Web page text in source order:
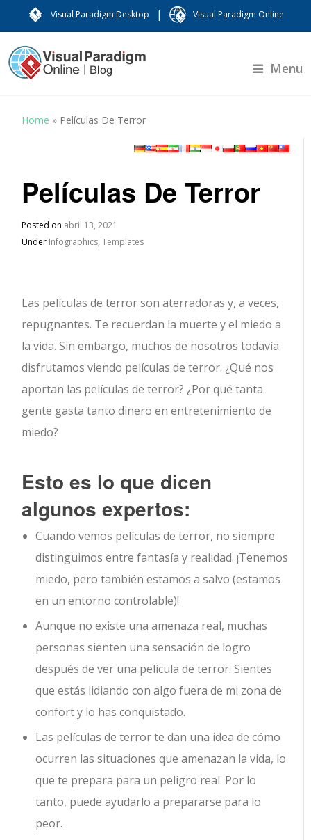
Visual Paradigm Desktop | Visual Paradigm Online
Menu
Home » Películas De Terror
Películas De Terror
Posted on abril 13, 2021
Under Infographics,Templates
Las películas de terror son aterradoras y, a veces,
repugnantes. Te recuerdan la muerte y el miedo a
la vida. Sin embargo, muchos de nosotros todavía
disfrutamos viendo películas de terror. ¿Qué nos
aportan las películas de terror? ¿Por qué tanta
gente gasta tanto dinero en entretenimiento de
miedo?
Esto es lo que dicen
algunos expertos:
Cuando vemos películas de terror, no siempre
distinguimos entre fantasía y realidad. ¡Tenemos
miedo, pero también estamos a salvo (estamos
en un entorno controlable)!
Aunque no existe una amenaza real, muchas
personas sienten una sensación de logro
después de ver una película de terror. Sientes
que estás lidiando con algo fuera de mi zona de
confort y lo has conquistado.
Las películas de terror te dan una idea de cómo
ocurren las situaciones que amenazan la vida, lo
que te prepara para un peligro real. Por lo
tanto, puede ayudarlo a prepararse para lo
peor.